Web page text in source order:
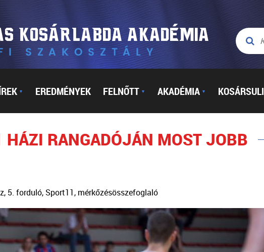
▼ EREDMÉNYEK FELNŐTT ▼ AKADÉMIA ▼ KOSÁRSULI
RANGADÓJÁN MOST JOBB
5. forduló, Sport11, mérkőzésösszefoglaló